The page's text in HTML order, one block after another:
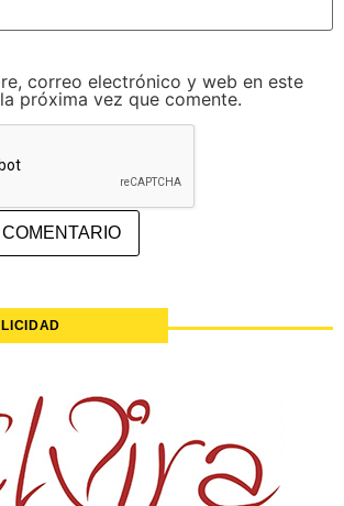
correo electrónico y web en este
próxima vez que comente.